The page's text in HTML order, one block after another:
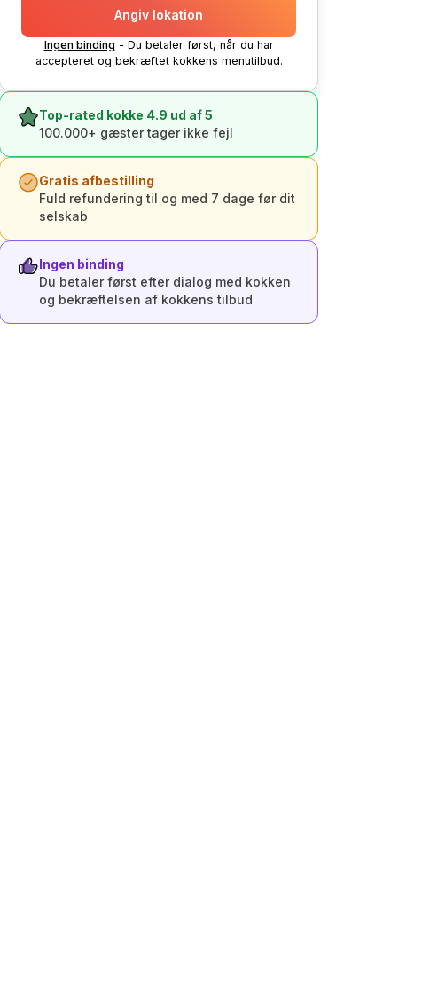
Angiv lokation
Ingen binding - Du betaler først, når du har
accepteret og bekræftet kokkens menutilbud.
Top-rated kokke 4.9 ud af 5
100.000+ gæster tager ikke fejl
Gratis afbestilling
Fuld refundering til og med 7 dage før dit
selskab
Ingen binding
Du betaler først efter dialog med kokken
og bekræftelsen af kokkens tilbud